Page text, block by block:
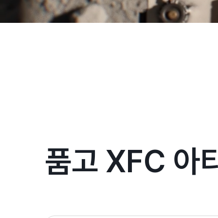
품고 XFC 아